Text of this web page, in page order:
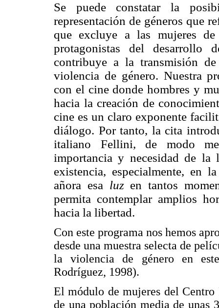
Se puede constatar la
representación de géneros que
que excluye a las mujeres
protagonistas del desarrollo
contribuye a la transmisión
violencia de género. Nuestra
con el cine donde hombres y
hacia la creación de
cine es un claro exponente
diálogo. Por tanto, la cita
italiano Fellini, de modo
importancia y necesidad de
existencia, especialmente, en
añora esa luz en tantos
permita contemplar amplios
hacia la libertad.
Con este programa nos hemos
desde una muestra selecta de
la violencia de género en
Rodríguez, 1998).
El módulo de mujeres del
de una población media de unas